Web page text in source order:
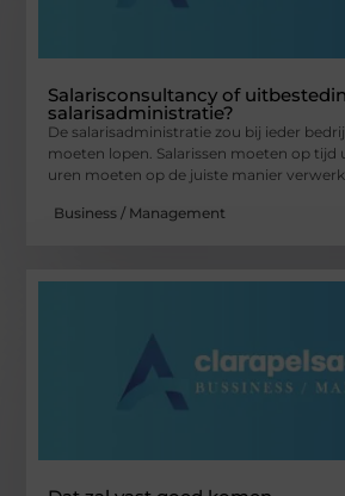
Salarisconsultancy of
salarisadministratie?
De salarisadministratie zou bij ieder
moeten lopen. Salarissen moeten op tijd
uren moeten op de juiste manier
Business / Management